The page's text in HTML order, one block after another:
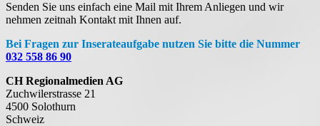
Senden Sie uns einfach eine Mail mit Ihrem Anliegen und wir
nehmen zeitnah Kontakt mit Ihnen auf.
Bei Fragen zur Inserateaufgabe nutzen Sie bitte die Nummer
032 558 86 90
CH Regionalmedien AG
Zuchwilerstrasse 21
4500 Solothurn
Schweiz